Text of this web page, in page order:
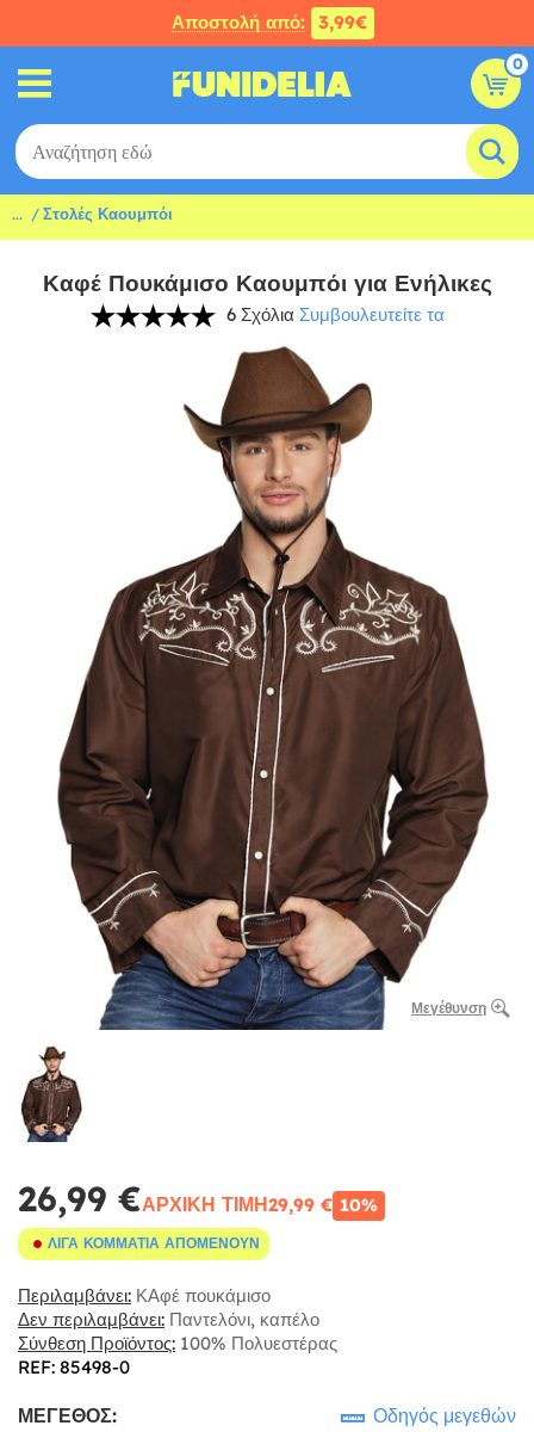
Αποστολή από: 3,99€
0
... Στολές Καουμπόι
Καφέ Πουκάμισο Καουμπόι για Ενήλικες
6 Σχόλια Συμβουλευτείτε τα
Μεγέθυνση
26,99 €ΑΡΧΙΚΉ ΤΙΜΉ29,99 € 10%
ΛΊΓΑ ΚΟΜΜΆΤΙΑ ΑΠΟΜΈΝΟΥΝ
Περιλαμβάνει: ΚΑφέ πουκάμισο
Δεν περιλαμβάνει: Παντελόνι, καπέλο
Σύνθεση Προϊόντος: 100% Πολυεστέρας
REF: 85498-0
ΜΈΓΕΘΟΣ: Οδηγός μεγεθών